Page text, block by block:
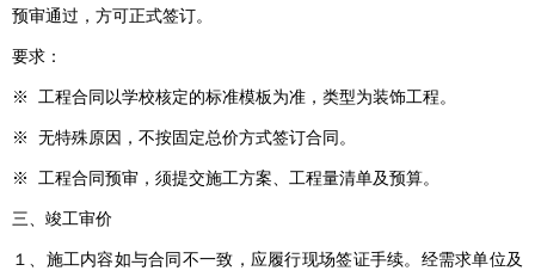
预审通过，方可正式签订。
要求：
※ 工程合同以学校核定的标准模板为准，类型为装饰工程。
※ 无特殊原因，不按固定总价方式签订合同。
※ 工程合同预审，须提交施工方案、工程量清单及预算。
三、竣工审价
１、施工内容如与合同不一致，应履行现场签证手续。经需求单位及